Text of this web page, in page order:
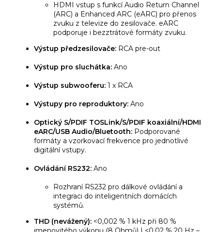
HDMI vstup s funkcí Audio Return Channel
(ARC) a Enhanced ARC (eARC) pro přenos
zvuku z televize do zesilovače. eARC
podporuje i bezztrátové formáty zvuku.
Výstup předzesilovače: RCA pre-out
Výstup pro sluchátka: Ano
Výstup subwooferu: 1 x RCA
Výstupy pro reproduktory: Ano
Optický S/PDIF TOSLink/S/PDIF koaxiální/HDMI
eARC/USB Audio/Bluetooth: Podporované
formáty a vzorkovací frekvence pro jednotlivé
digitální vstupy.
Ovládání RS232: Ano
Rozhraní RS232 pro dálkové ovládání a
integraci do inteligentních domácích
systémů.
THD (nevážený): <0,002 % 1 kHz při 80 %